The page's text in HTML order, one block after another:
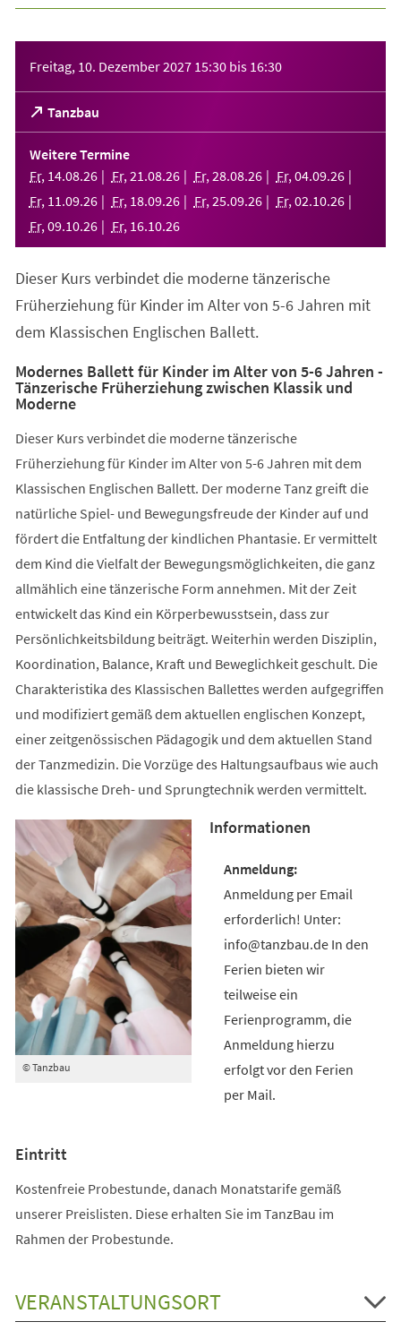
Freitag, 10. Dezember 2027 15:30 bis 16:30
Tanzbau
(Öffnet
in
einem
neuen
Tab)
Weitere Termine
Fr, 14.08.26 Fr, 21 .08.26 Fr, 28.08.26 Fr, 04.09.26
Fr, 11 .09.26 Fr, 18.09.26 Fr, 25.09.26 Fr, 02.10.26
Fr, 09.10.26 Fr, 16.10.26
Dieser Kurs verbindet die moderne tänzerische
Früherziehung für Kinder im Alter von 5-6 Jahren mit
dem Klassischen Englischen Ballett.
Modernes Ballett für Kinder im Alter von 5-6 Jahren -
Tänzerische Früherziehung zwischen Klassik und
Moderne
Dieser Kurs verbindet die moderne tänzerische
Früherziehung für Kinder im Alter von 5-6 Jahren mit dem
Klassischen Englischen Ballett. Der moderne Tanz greift die
natürliche Spiel- und Bewegungsfreude der Kinder auf und
fördert die Entfaltung der kindlichen Phantasie. Er vermittelt
dem Kind die Vielfalt der Bewegungsmöglichkeiten, die ganz
allmählich eine tänzerische Form annehmen. Mit der Zeit
entwickelt das Kind ein Körperbewusstsein, dass zur
Persönlichkeitsbildung beiträgt. Weiterhin werden Disziplin,
Koordination, Balance, Kraft und Beweglichkeit geschult. Die
Charakteristika des Klassischen Ballettes werden aufgegriffen
und modifiziert gemäß dem aktuellen englischen Konzept,
einer zeitgenössischen Pädagogik und dem aktuellen Stand
der Tanzmedizin. Die Vorzüge des Haltungsaufbaus wie auch
die klassische Dreh- und Sprungtechnik werden vermittelt.
© Tanzbau
Informationen
Anmeldung per Email
erforderlich! Unter:
info@tanzbau.de In den
Ferien bieten wir
teilweise ein
Ferienprogramm, die
Anmeldung hierzu
erfolgt vor den Ferien
per Mail.
Eintritt
Kostenfreie Probestunde, danach Monatstarife gemäß
unserer Preislisten. Diese erhalten Sie im TanzBau im
Rahmen der Probestunde.
VERANSTALTUNGSORT